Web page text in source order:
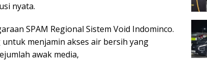
nyata.
SPAM Regional Sistem Void Indominco.
menjamin akses air bersih yang
awak media,